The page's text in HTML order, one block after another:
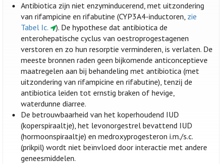
Antibiotica zijn niet enzyminducerend, met uitzondering
van rifampicine en rifabutine (CYP3A4-inductoren, zie
Tabel Ic.
). De hypothese dat antibiotica de
enterohepatische cyclus van oestroprogestagenen
verstoren en zo hun resorptie verminderen, is verlaten. De
meeste bronnen raden geen bijkomende anticonceptieve
maatregelen aan bij behandeling met antibiotica (met
uitzondering van rifampicine en rifabutine), tenzij de
antibiotica leiden tot ernstig braken of hevige,
waterdunne diarree.
De betrouwbaarheid van het koperhoudend IUD
(koperspiraaltje), het levonorgestrel bevattend IUD
(hormoonspiraaltje) en medroxyprogesteron i.m./s.c.
(prikpil) wordt niet beïnvloed door interactie met andere
geneesmiddelen.